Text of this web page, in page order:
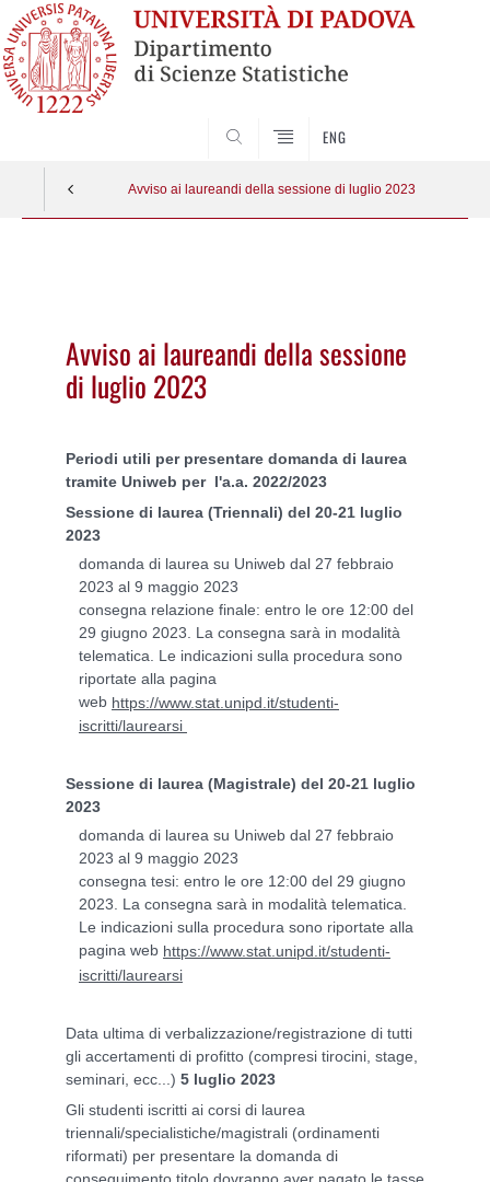
ENG
Avviso ai laureandi della sessione di luglio 2023
Avviso ai laureandi della sessione
di luglio 2023
Periodi utili per presentare domanda di laurea
tramite Uniweb per l'a.a. 2022/2023
Sessione di laurea (Triennali) del 20-21 luglio
2023
domanda di laurea su Uniweb dal 27 febbraio
2023 al 9 maggio 2023
consegna relazione finale: entro le ore 12:00 del
29 giugno 2023. La consegna sarà in modalità
telematica. Le indicazioni sulla procedura sono
riportate alla pagina
web https://www.stat.unipd.it/studenti-
iscritti/laurearsi
Sessione di laurea (Magistrale) del 20-21 luglio
2023
domanda di laurea su Uniweb dal 27 febbraio
2023 al 9 maggio 2023
consegna tesi: entro le ore 12:00 del 29 giugno
2023. La consegna sarà in modalità telematica.
Le indicazioni sulla procedura sono riportate alla
pagina web https://www.stat.unipd.it/studenti-
iscritti/laurearsi
Data ultima di verbalizzazione/registrazione di tutti
gli accertamenti di profitto (compresi tirocini, stage,
seminari, ecc...) 5 luglio 2023
Gli studenti iscritti ai corsi di laurea
triennali/specialistiche/magistrali (ordinamenti
riformati) per presentare la domanda di